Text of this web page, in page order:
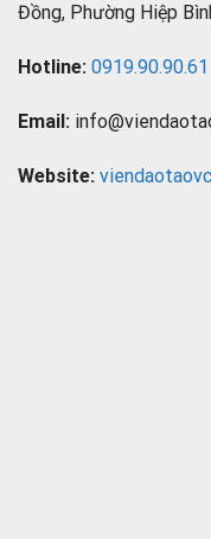
Đồng, Phường Hiệp
Hotline: 0919.90.90.61
Email:
Website: